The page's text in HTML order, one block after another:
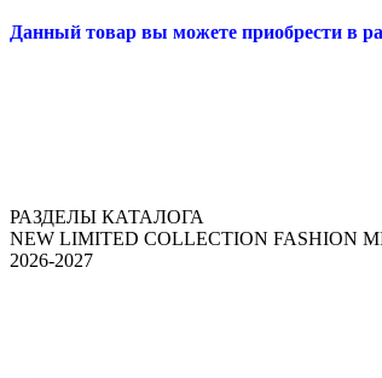
Данный товар вы можете приобрести в
РАЗДЕЛЫ КАТАЛОГА
NEW LIMITED COLLECTION FASHION
2026-2027